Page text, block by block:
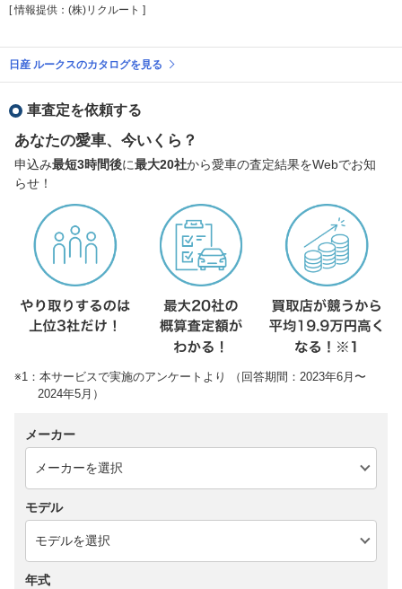
[ 情報提供：(株)リクルート ]
日産 ルークスのカタログを見る
車査定を依頼する
あなたの愛車、今いくら？
申込み最短3時間後に最大20社から愛車の査定結果をWebでお知
らせ！
※1：本サービスで実施のアンケートより （回答期間：2023年6月〜
2024年5月）
メーカー
モデル
年式